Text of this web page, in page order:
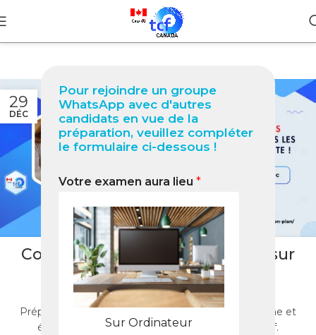
Pour rejoindre un groupe
WhatsApp avec d'autres
candidats en vue de la
préparation, veuillez compléter
le formulaire ci-dessous !
Votre examen aura lieu *
Sur Ordinateur
29
DÉC
Code promo TCF : économisez sur
votre formation
Nabil 2
Préparez le TCF Canada avec nos formations en ligne et
économisez grâce à un code promo TCF exclusif.